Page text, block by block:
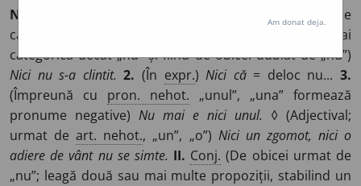
NICI
(Precedă cuvântul sau cuvintele
care poartă accentul frazei, exprimând o negație mai
categorică decât „nu” și fiind de obicei dublat de „nu”)
Nici nu s-a clintit. 2. (În expr.)Nici că= deloc nu...3.
(Împreună cu pron. nehot. „unul”, „una” formează
pronume negative) Nu mai e nici unul. ◊ (Adjectival;
urmat deart. nehot., „un”, „o”) Nici un zgomot, nici o
adiere de vânt nu se simte. II. Conj. (De obicei urmat de
„nu”; leagă două sau mai multe propoziții, stabilind un
Am donat deja.